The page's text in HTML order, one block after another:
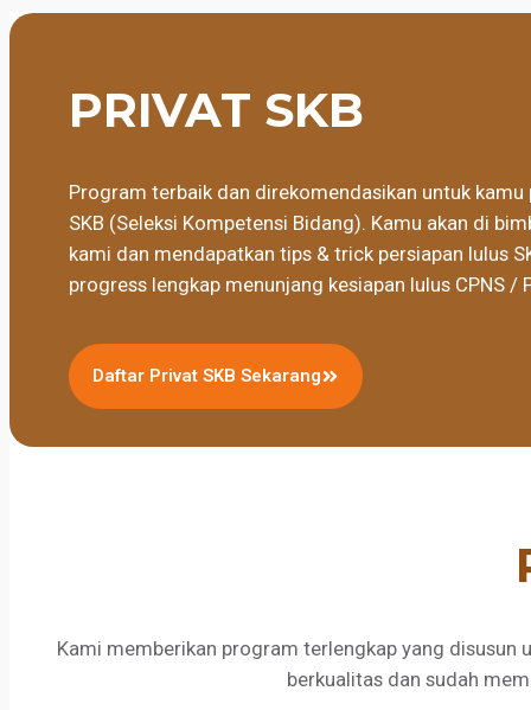
PRIVAT SKB
Program terbaik dan direkomendasikan untuk kamu
SKB (Seleksi Kompetensi Bidang). Kamu akan di
kami dan mendapatkan tips & trick persiapan lulus
progress lengkap menunjang kesiapan lulus CPNS /
Daftar Privat SKB Sekarang
Kami memberikan program terlengkap yang disusun
berkualitas dan sudah